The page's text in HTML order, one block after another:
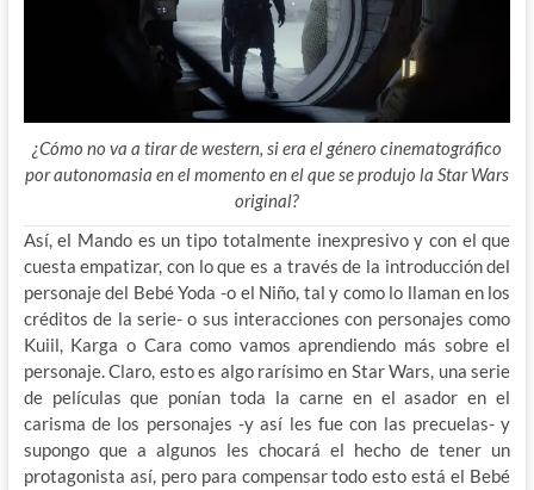
¿Cómo no va a tirar de western, si era el género cinematográfico
por autonomasia en el momento en el que se produjo la Star Wars
original?
Así, el Mando es un tipo totalmente inexpresivo y con el que
cuesta empatizar, con lo que es a través de la introducción del
personaje del Bebé Yoda -o el Niño, tal y como lo llaman en los
créditos de la serie- o sus interacciones con personajes como
Kuiil, Karga o Cara como vamos aprendiendo más sobre el
personaje. Claro, esto es algo rarísimo en Star Wars, una serie
de películas que ponían toda la carne en el asador en el
carisma de los personajes -y así les fue con las precuelas- y
supongo que a algunos les chocará el hecho de tener un
protagonista así, pero para compensar todo esto está el Bebé